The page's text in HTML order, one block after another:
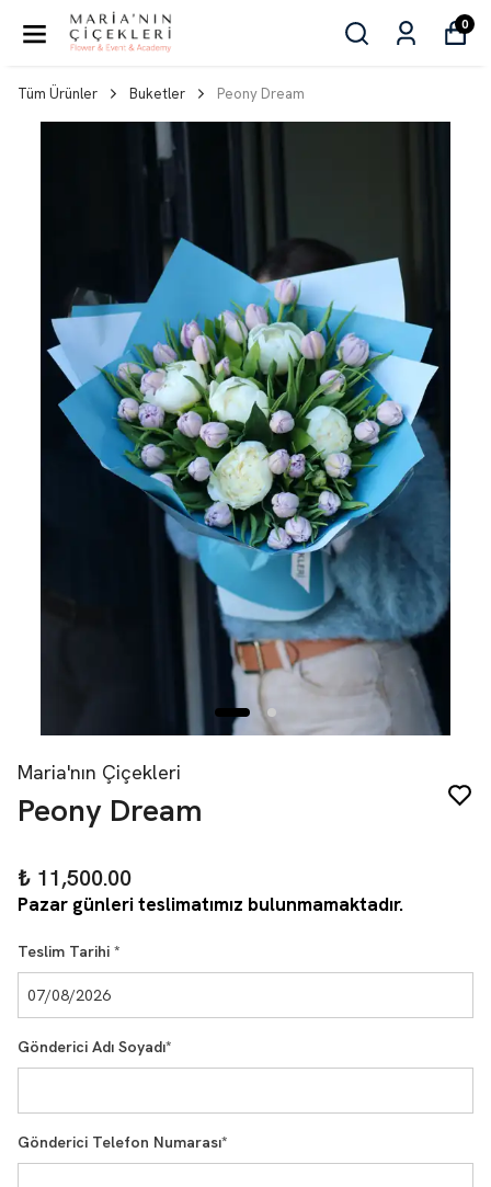
0
Tüm Ürünler Buketler Peony Dream
Maria'nın Çiçekleri
Peony Dream
₺ 11,500.00
Pazar günleri teslimatımız bulunmamaktadır.
Teslim Tarihi *
Gönderici Adı Soyadı*
Gönderici Telefon Numarası*